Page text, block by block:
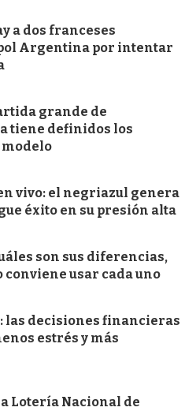
a dos franceses
Argentina por intentar
grande de
tiene definidos los
vivo: el negriazul genera
éxito en su presión alta
son sus diferencias,
conviene usar cada uno
las decisiones financieras
estrés y más
Lotería Nacional de